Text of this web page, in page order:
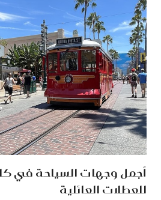
أجمل وجهات السياحة في
للعطلات العائلية